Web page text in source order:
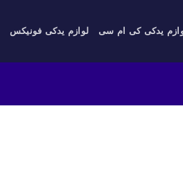
یدکی کی ام سی لوازم یدکی فونیکس